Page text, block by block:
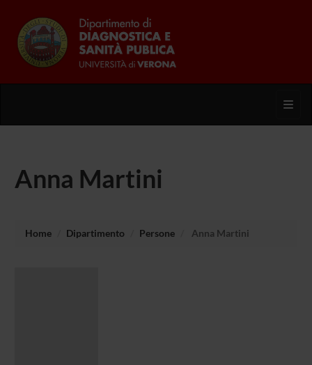
Anna Martini
Home Dipartimento Persone Anna Martini